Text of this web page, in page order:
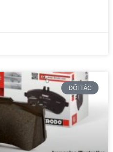
ĐỐI TÁC